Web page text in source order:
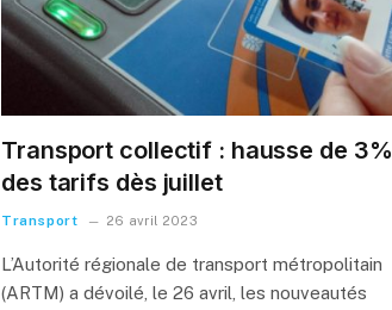
Transport collectif : hausse de 3%
des tarifs dès juillet
Transport 26 avril 2023
L’Autorité régionale de transport métropolitain
(ARTM) a dévoilé, le 26 avril, les nouveautés